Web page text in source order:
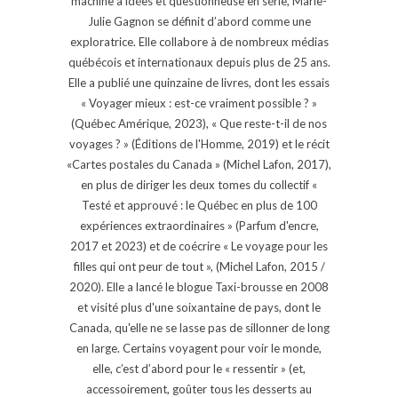
Julie Gagnon se définit d’abord comme une
exploratrice. Elle collabore à de nombreux médias
québécois et internationaux depuis plus de 25 ans.
Elle a publié une quinzaine de livres, dont les essais
« Voyager mieux : est-ce vraiment possible ? »
(Québec Amérique, 2023), « Que reste-t-il de nos
voyages ? » (Éditions de l'Homme, 2019) et le récit
«Cartes postales du Canada » (Michel Lafon, 2017),
en plus de diriger les deux tomes du collectif «
Testé et approuvé : le Québec en plus de 100
expériences extraordinaires » (Parfum d'encre,
2017 et 2023) et de coécrire « Le voyage pour les
filles qui ont peur de tout », (Michel Lafon, 2015 /
2020). Elle a lancé le blogue Taxi-brousse en 2008
et visité plus d'une soixantaine de pays, dont le
Canada, qu'elle ne se lasse pas de sillonner de long
en large. Certains voyagent pour voir le monde,
elle, c’est d’abord pour le « ressentir » (et,
accessoirement, goûter tous les desserts au